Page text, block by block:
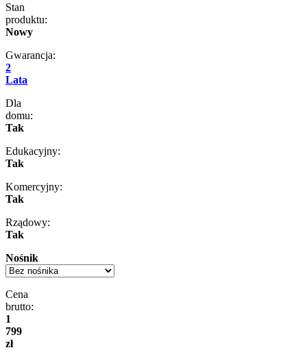
Stan
produktu:
Nowy
Gwarancja:
2
Lata
Dla
domu:
Tak
Edukacyjny:
Tak
Komercyjny:
Tak
Rządowy:
Tak
Nośnik
Cena
brutto:
1
799
zł